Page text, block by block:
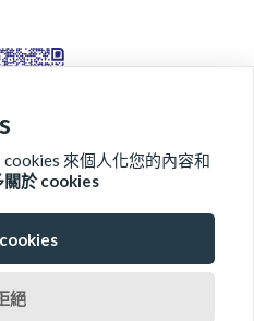
產品系列
來個人化您的內容和
關於 cookies
絕